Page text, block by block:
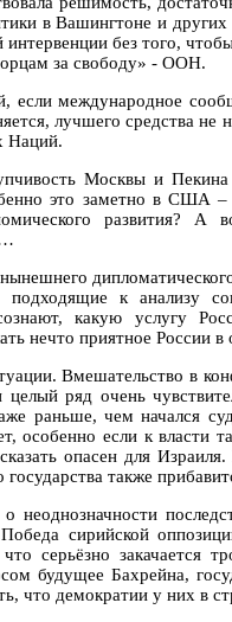
в Вашингтоне и других
без того,
за свободу» - ООН.
международное
лучшего средства
Наций.
Москвы и
это заметно в США
развития?
подходящие к анализу
какую услугу
нечто приятное России в
Вмешательство в
ряд очень
раньше, чем начался
особенно если к власти
опасен для
также
сирийской
что серьёзно
будущее Бахрейна,
что демократии у них в